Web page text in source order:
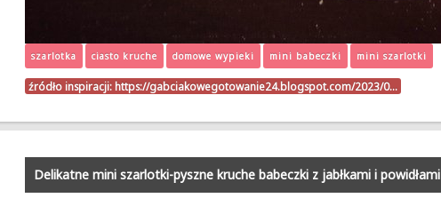
szarlotka ciasto kruche domowe wypieki mini babeczki mini szarlotki
źródło inspiracji: https://gabciakowegotowanie24.blogspot.com/2023/0…
Delikatne mini szarlotki-pyszne kruche babeczki z jabłkami i powidłami